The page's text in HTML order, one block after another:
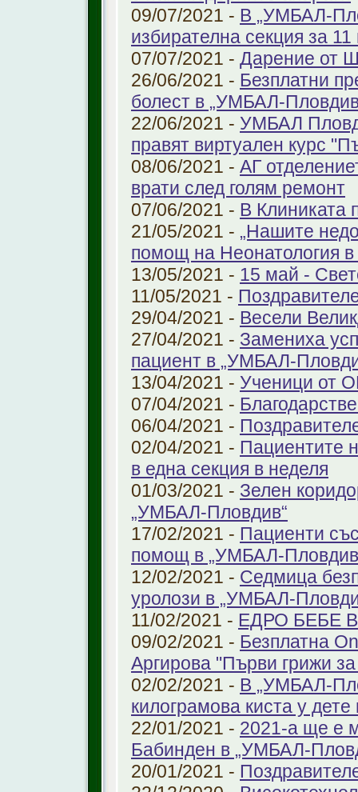
09/07/2021 - В „УМБАЛ-
избирателна секция за 11
07/07/2021 - Дарение от
26/06/2021 - Безплатни
болест в „УМБАЛ-
22/06/2021 - УМБАЛ
правят виртуален курс
08/06/2021 - АГ
врати след голям ремонт
07/06/2021 - В Клиниката
21/05/2021 - „Нашите
помощ на Неонатология
13/05/2021 - 15 май -
11/05/2021 -
29/04/2021 - Весели
27/04/2021 - Замениха
пациент в „УМБАЛ-
13/04/2021 - Ученици от
07/04/2021 -
06/04/2021 -
02/04/2021 - Пациентите
в една секция в неделя
01/03/2021 - Зелен
„УМБАЛ-Пловдив“
17/02/2021 - Пациенти
помощ в „УМБАЛ-
12/02/2021 - Седмица
уролози в „УМБАЛ-
11/02/2021 - ЕДРО БЕБЕ
09/02/2021 - Безплатна
Аргирова "Първи грижи
02/02/2021 - В „УМБАЛ-
килограмова киста у дете
22/01/2021 - 2021-а ще е
Бабинден в „УМБАЛ-
20/01/2021 -